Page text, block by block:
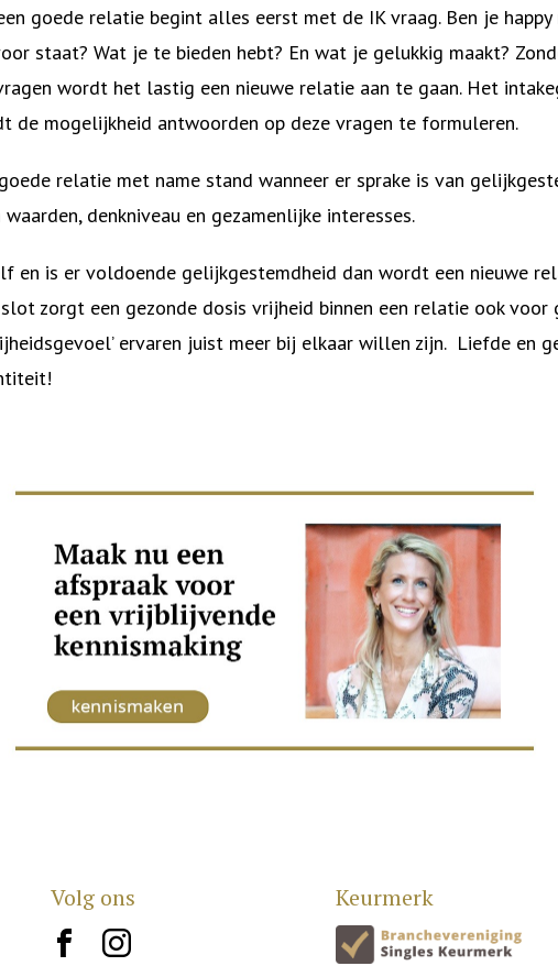
goede relatie begint alles eerst met de IK vraag. Ben je
staat? Wat je te bieden hebt? En wat je gelukkig maakt?
wordt het lastig een nieuwe relatie aan te gaan. Het
de mogelijkheid antwoorden op deze vragen te formuleren.
relatie met name stand wanneer er sprake is van
denkniveau en gezamenlijke interesses.
en is er voldoende gelijkgestemdheid dan wordt een nieuwe
zorgt een gezonde dosis vrijheid binnen een relatie ook voor
ervaren juist meer bij elkaar willen zijn. Liefde en
Volg ons
brand10 brand12
Keurmerk